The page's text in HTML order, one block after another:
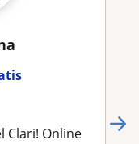
Clari! Online